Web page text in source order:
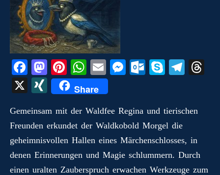
Fa
ce
bo
ok
M
as
to
do
n
Pi
nt
er
es
t
W
ha
ts
A
pp
E
m
ail
M
ng
er
O
ok
.c
o
m
S
Te
a
X
X
N
G
Share
Gemeinsam mit der Waldfee Regina und tierischen
Freunden erkundet der Waldkobold Morgel die
geheimnisvollen Hallen eines Märchenschlosses, in
denen Erinnerungen und Magie schlummern. Durch
einen uralten Zauberspruch erwachen Werkzeuge zum